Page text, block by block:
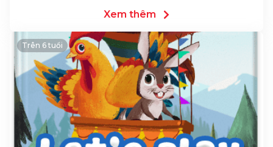
Xem thêm
Trên 6 tuổi